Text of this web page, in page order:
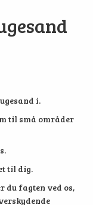
i.
til små områder
til dig.
du fagten ved os,